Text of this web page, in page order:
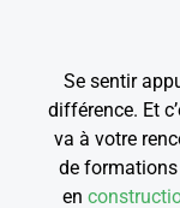
Se sentir
différence. Et
va à votre
de
en